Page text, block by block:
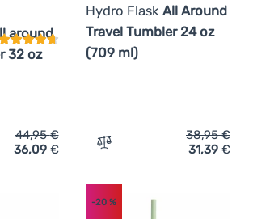
around
32 oz
'Thermotasse Hydro Flask All around
44,95€
36,09 €
Hydro Flask All Around
Travel Tumbler 24 oz
(709 ml)
Zum Vergleich
38,95€
31,39 €
-20%